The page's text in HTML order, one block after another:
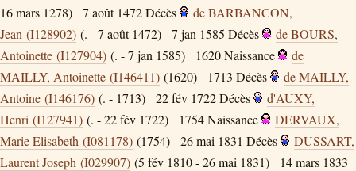
16 mars 1278)
7 août 1472Décès
de BARBANCON,
Jean (I128902) (. - 7 août 1472) 7 jan 1585 Décès
de BOURS,
Antoinette (I127904) (. - 7 jan 1585) 1620Naissance
de
MAILLY, Antoinette (I146411) (1620) 1713 Décès
de MAILLY,
Antoine (I146176) (. - 1713) 22 fév 1722Décès
d'AUXY,
Henri (I127941) (. - 22 fév 1722) 1754Naissance
DERVAUX,
Marie Elisabeth (I081178) (1754) 26 mai 1831 Décès
DUSSART,
Laurent Joseph (I029907) (5 fév 1810 - 26 mai 1831)
14 mars 1833